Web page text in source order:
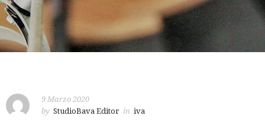
9 Marzo 2020
by StudioBava Editor in iva